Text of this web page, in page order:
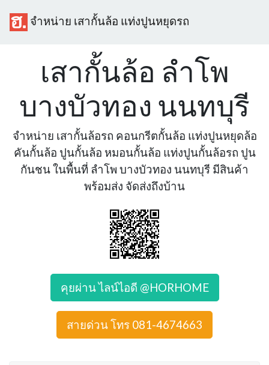
จำหน่าย เสากั้นล้อ แท่งปูนหยุดรถ
เสากั้นล้อ ลำโพ
บางบัวทอง นนทบุรี
จำหน่าย เสากั้นล้อรถ คอนกรีตกั้นล้อ แท่งปูนหยุดล้อ
คันกั้นล้อ ปูนกั้นล้อ หมอนกั้นล้อ แท่งปูนกั้นล้อรถ ปูน
กันชน ในพื้นที่ ลำโพ บางบัวทอง นนทบุรี มีสินค้า
พร้อมส่ง จัดส่งถึงบ้าน
คุยผ่าน ไลน์ไอดี @HORHOME
สายด่วน โทร 081-4674663